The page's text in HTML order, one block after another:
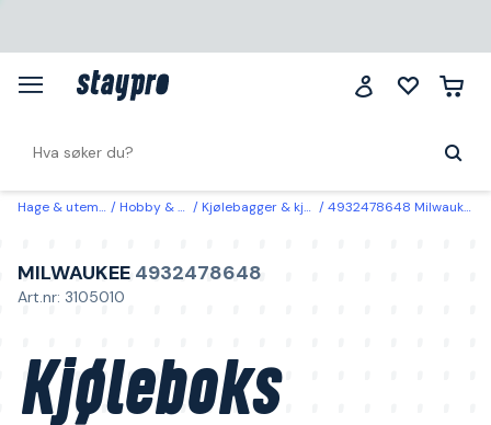
Hage & utemiljø Hobby & fritid Kjølebagger & kjølebokser 4932478648 Milwaukee Kjøleboks 38 l
MILWAUKEE 4932478648
Art.nr: 3105010
Kjøleboks